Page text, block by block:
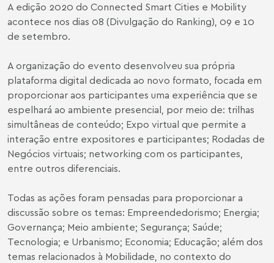
A edição 2020 do Connected Smart Cities e Mobility
acontece nos dias 08 (Divulgação do Ranking), 09 e 10
de setembro.
A organização do evento desenvolveu sua própria
plataforma digital dedicada ao novo formato, focada em
proporcionar aos participantes uma experiência que se
espelhará ao ambiente presencial, por meio de: trilhas
simultâneas de conteúdo; Expo virtual que permite a
interação entre expositores e participantes; Rodadas de
Negócios virtuais; networking com os participantes,
entre outros diferenciais.
Todas as ações foram pensadas para proporcionar a
discussão sobre os temas: Empreendedorismo; Energia;
Governança; Meio ambiente; Segurança; Saúde;
Tecnologia; e Urbanismo; Economia; Educação; além dos
temas relacionados à Mobilidade, no contexto do